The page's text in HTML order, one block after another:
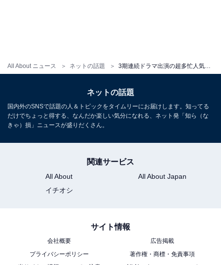
All About ニュース ネットの話題 3期連続ドラマ出演の超多忙人気俳優・間宮祥太朗、貴重なオフ姿公開に「かっこよすぎる」とコメント殺到
ネットの話題
国内外のSNSで話題の人＆トピックをタイムリーにお届けします。知ってる
だけでちょっと得する、なんだか楽しい気分になれる、ネット発「知ら（な
きゃ）損」ニュースが盛りだくさん。
関連サービス
All About
All About Japan
イチオシ
サイト情報
会社概要
広告掲載
プライバシーポリシー
著作権・商標・免責事項